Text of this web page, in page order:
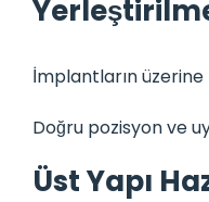
İmplantların
Doğru pozisyon ve
Üst Yapı